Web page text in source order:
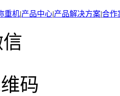
重机|产品中心|产品解决方案|合作
码